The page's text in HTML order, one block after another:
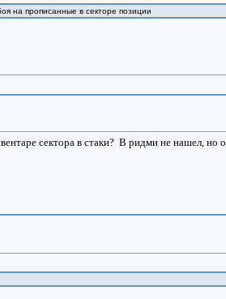
на прописанные в секторе позиции
сектора в стаки? В ридми не нашел, но